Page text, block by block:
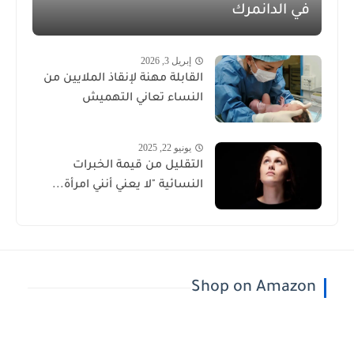
في الدانمرك
إبريل 3, 2026
القابلة مهنة لإنقاذ الملايين من
النساء تعاني التهميش
يونيو 22, 2025
التقليل من قيمة الخبرات
النسائية "لا يعني أنني امرأة...
Shop on Amazon